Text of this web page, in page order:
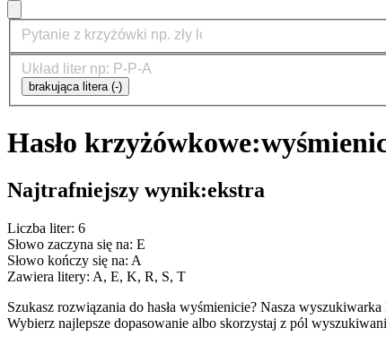
brakująca litera (-)
Hasło krzyżówkowe:
Najtrafniejszy wynik:ekstra
Liczba liter: 6
Słowo zaczyna się na: E
Słowo kończy się na: A
Zawiera litery: A, E, K, R, S, T
Szukasz rozwiązania do hasła wyśmienicie? Nasza
Wybierz najlepsze dopasowanie albo skorzystaj z pól